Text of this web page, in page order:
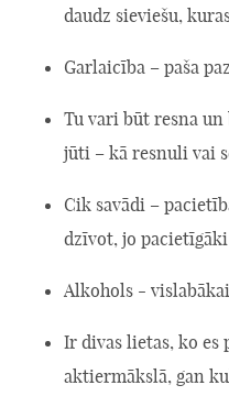
daudz sieviešu,
Garlaicība – paša
Tu vari būt resna un
jūti – kā resnuli vai
Cik savādi –
dzīvot, jo
Alkohols -
Ir divas lietas, ko es
aktiermākslā, gan